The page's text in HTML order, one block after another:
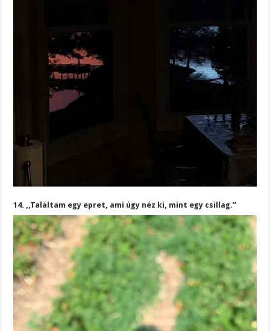
14. ,,Találtam egy epret, ami úgy néz ki, mint egy csillag.”